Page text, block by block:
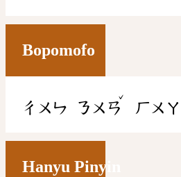
Bopomofo
ㄔㄨㄣ ㄋㄨㄢ
ˇ
ㄏㄨㄚ
Hanyu Pinyin